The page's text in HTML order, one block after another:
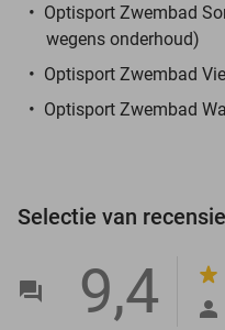
Optisport Zwembad
wegens onderhoud)
Optisport Zwembad
Optisport Zwembad
Selectie van
9,4